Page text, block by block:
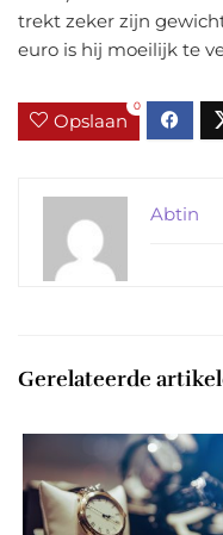
trekt zeker zijn
euro is hij moeilijk te
Opslaan
0
Abtin
Gerelateerde